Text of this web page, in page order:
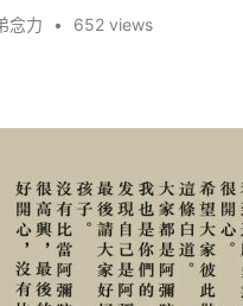
念力 • 652 views